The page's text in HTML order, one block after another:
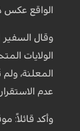
الواقع عكس
وقال السفير
الولايات
المعلنة،
عدم
وأكد قائلاً: